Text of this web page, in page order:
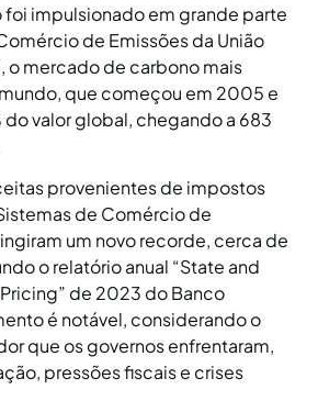
impulsionado em grande parte
de Emissões da União
o mercado de carbono mais
que começou em 2005 e
valor global, chegando a 683
provenientes de impostos
de Comércio de
um novo recorde, cerca de
o relatório anual “State and
de 2023 do Banco
é notável, considerando o
que os governos enfrentaram,
pressões fiscais e crises